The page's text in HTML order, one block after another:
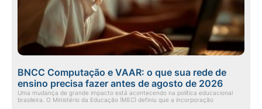
BNCC Computação e VAAR: o que sua rede de
ensino precisa fazer antes de agosto de 2026
Uma mudança de grande impacto está acontecendo na política educacional
brasileira. O Ministério da Educação (MEC) definiu que a incorporação